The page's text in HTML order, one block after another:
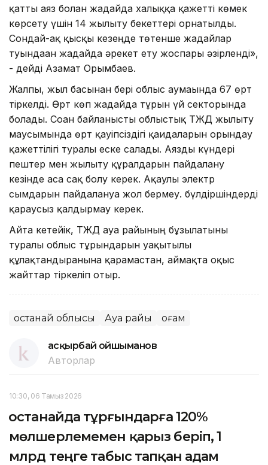
қатты аяз болған жағдайда халыққа қажетті көмек
көрсету үшін 14 жылыту бекеттері орнатылды.
Сондай-ақ қысқы кезеңде төтенше жағдайлар
туындаған жағдайда әрекет ету жоспары әзірленді»,
- дейді Азамат Орымбаев.
Жалпы, жыл басынан бері облыс аумағында 67 өрт
тіркелді. Өрт көп жағдайда тұрғын үй секторында
болады. Соған байланысты облыстық ТЖД жылыту
маусымында өрт қауіпсіздігі қағидаларын орындау
қажеттілігі туралы еске салады. Аязды күндері
пештер мен жылыту құралдарын пайдалану
кезінде аса сақ болу керек. Ақаулы электр
сымдарын пайдалануға жол бермеу. бүлдіршіндерді
қараусыз қалдырмау керек.
Айта кетейік, ТЖД ауа райының бұзылатыны
туралы облыс тұрғындарын уақытылы
құлақтандырғанына қарамастан, аймақта оқыс
жайттар тіркеліп отыр.
Қостанай облысы Ауа райы Қоғам
Қасқырбай Қойшыманов
Авторлар
10:30, 06 Тамыз 2026
Қостанайда тұрғындарға 120%
мөлшерлемемен қарыз беріп, 1
млрд теңге табыс тапқан адам